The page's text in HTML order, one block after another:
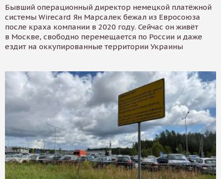
Бывший операционный директор немецкой платёжной
системы Wirecard Ян Марсалек бежал из Евросоюза
после краха компании в 2020 году. Сейчас он живёт
в Москве, свободно перемещается по России и даже
ездит на оккупированные территории Украины